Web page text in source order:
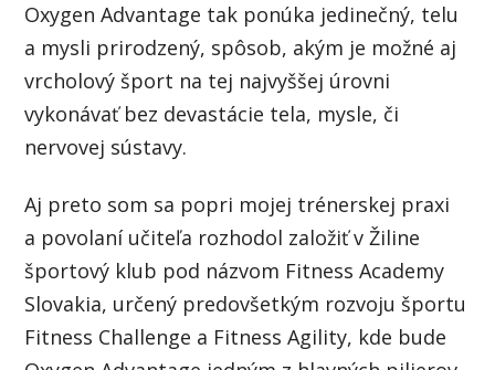
Oxygen Advantage tak ponúka jedinečný, telu
a mysli prirodzený, spôsob, akým je možné aj
vrcholový šport na tej najvyššej úrovni
vykonávať bez devastácie tela, mysle, či
nervovej sústavy.
Aj preto som sa popri mojej trénerskej praxi
a povolaní učiteľa rozhodol založiť v Žiline
športový klub pod názvom Fitness Academy
Slovakia, určený predovšetkým rozvoju športu
Fitness Challenge a Fitness Agility, kde bude